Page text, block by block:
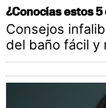
¿Conocías estos 5
Consejos
del baño fácil y